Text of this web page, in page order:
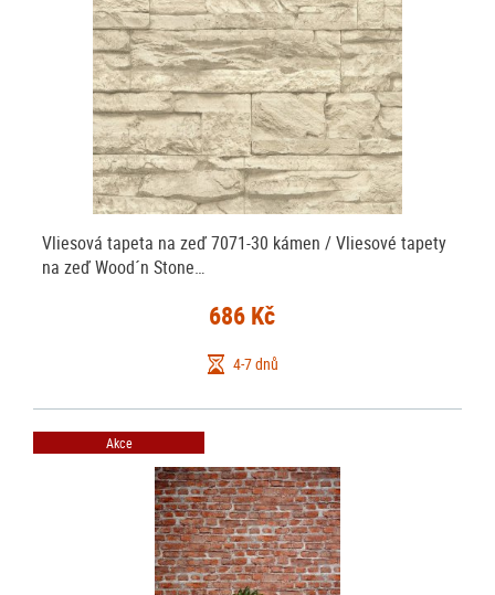
Vliesová tapeta na zeď 7071-30 kámen / Vliesové tapety
na zeď Wood´n Stone…
686 Kč
4-7 dnů
Akce